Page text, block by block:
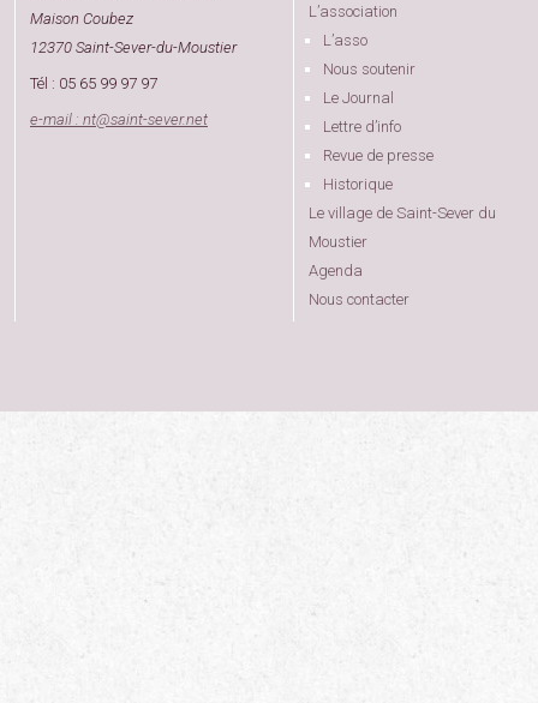
Maison Coubez
12370 Saint-Sever-du-Moustier
Tél : 05 65 99 97 97
e-mail : nt@saint-sever.net
L’association
L’asso
Nous soutenir
Le Journal
Lettre d’info
Revue de presse
Historique
Le village de Saint-Sever du
Moustier
Agenda
Nous contacter